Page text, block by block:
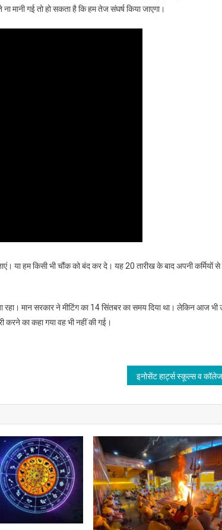
मानी गई तो हो सकता है कि हम तेज संघर्ष किया जाएगा।
या हम किसी भी चौंक को बंद कर दे। यह 20 तारीख के बाद अपनी कर्मियों
रहा। मान सरकार ने मीटिंग का 14 सिंतबर का समय दिया था। लेकिन आज भी
करने का कहा गया वह भी नहीं की गई।